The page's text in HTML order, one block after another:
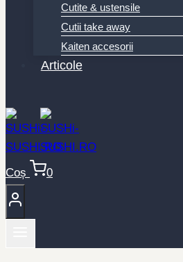
Cutite & ustensile
Cutii take away
Kaiten accesorii
Articole
Coș 0